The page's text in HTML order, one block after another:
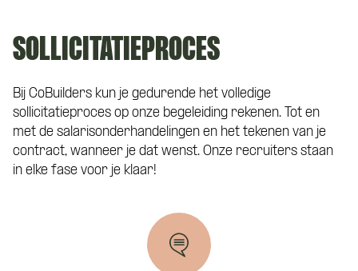
SOLLICITATIEPROCES
Bij CoBuilders kun je gedurende het volledige
sollicitatieproces op onze begeleiding rekenen. Tot en
met de salarisonderhandelingen en het tekenen van je
contract, wanneer je dat wenst. Onze recruiters staan
in elke fase voor je klaar!